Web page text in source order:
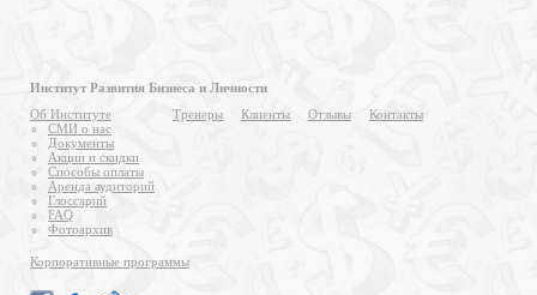
Институт Развития Бизнеса и Личности
Об Институте
СМИ о нас
Документы
Акции и скидки
Способы оплаты
Аренда аудиторий
Глоссарий
FAQ
Фотоархив
Тренеры Клиенты Отзывы Контакты
Корпоративные программы